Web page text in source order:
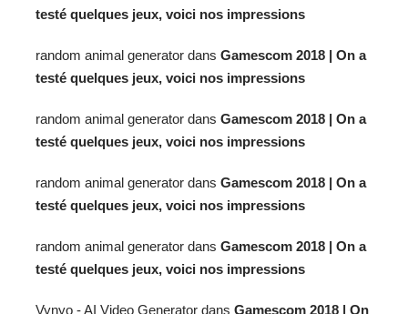
testé quelques jeux, voici nos impressions
random animal generator dans Gamescom 2018 | On a
testé quelques jeux, voici nos impressions
random animal generator dans Gamescom 2018 | On a
testé quelques jeux, voici nos impressions
random animal generator dans Gamescom 2018 | On a
testé quelques jeux, voici nos impressions
random animal generator dans Gamescom 2018 | On a
testé quelques jeux, voici nos impressions
Vynyo - AI Video Generator dans Gamescom 2018 | On